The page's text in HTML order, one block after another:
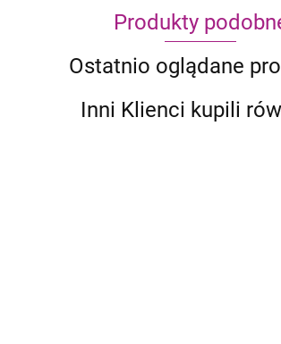
Produkty
Ostatnio oglądane
Inni Klienci kupili